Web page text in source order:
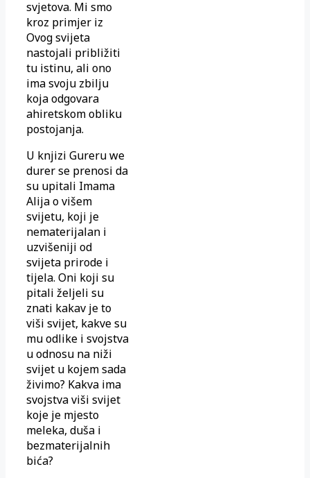
svjetova. Mi smo
kroz primjer iz
Ovog svijeta
nastojali približiti
tu istinu, ali ono
ima svoju zbilju
koja odgovara
ahiretskom obliku
postojanja.
U knjizi Gureru we
durer se prenosi da
su upitali Imama
Alija o višem
svijetu, koji je
nematerijalan i
uzvišeniji od
svijeta prirode i
tijela. Oni koji su
pitali željeli su
znati kakav je to
viši svijet, kakve su
mu odlike i svojstva
u odnosu na niži
svijet u kojem sada
živimo? Kakva ima
svojstva viši svijet
koje je mjesto
meleka, duša i
bezmaterijalnih
bića?